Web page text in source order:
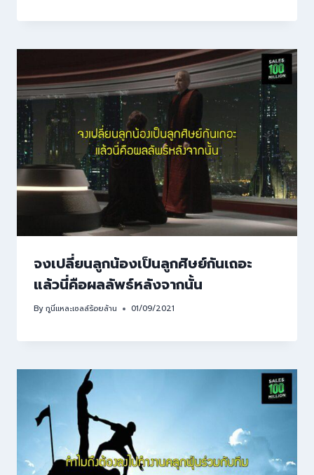
จงเปลี่ยนลูกน้องเป็นลูกศิษย์กันเถอะ
แล้วนี่คือผลลัพธ์หลังจากนั้น
Byกูนี่แหละเซลล์ร้อยล้าน 01/09/2021